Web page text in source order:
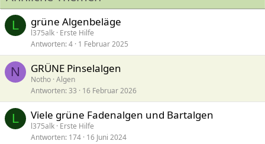
L grüne Algenbeläge
l375alk Erste Hilfe
Antworten 4 1 Februar 2025
N GRÜNE Pinselalgen
Notho Algen
Antworten 33 16 Februar 2026
L Viele grüne Fadenalgen und Bartalgen
l375alk Erste Hilfe
Antworten 174 16 Juni 2024